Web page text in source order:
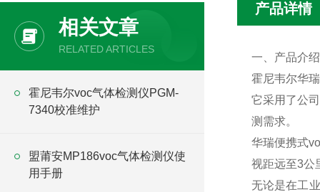
相关文章
RELATED ARTICLES
霍尼韦尔voc气体检测仪PGM-
7340校准维护
盟莆安MP186voc气体检测仪使
用手册
产品详情
一、产品介绍
霍尼韦尔华
它采用了公
测需求。
华瑞便携式
视距远至3公
无论是在工